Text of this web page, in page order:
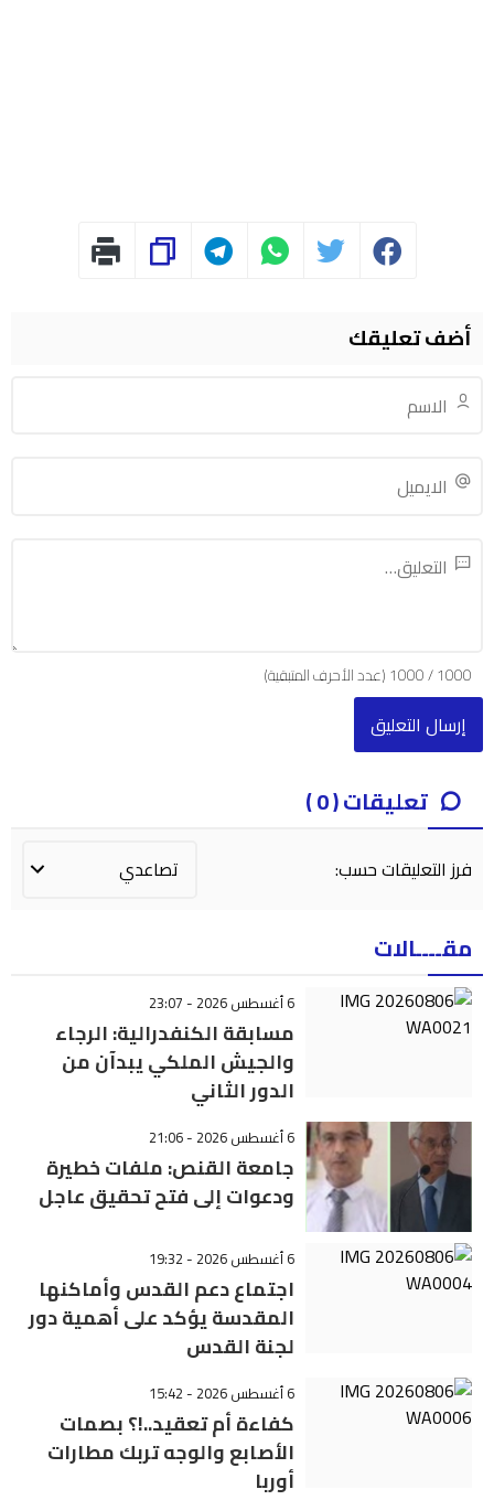
أضف تعليقك
1000
/
1000(عدد الأحرف المتبقية)
تعليقات ( 0 )
فرز التعليقات حسب:
مقــــالات
6 أغسطس 2026 - 23:07
مسابقة الكنفدرالية: الرجاء
والجيش الملكي يبدآن من
الدور الثاني
6 أغسطس 2026 - 21:06
جامعة القنص: ملفات خطيرة
ودعوات إلى فتح تحقيق عاجل
6 أغسطس 2026 - 19:32
اجتماع دعم القدس وأماكنها
المقدسة يؤكد على أهمية دور
لجنة القدس
6 أغسطس 2026 - 15:42
كفاءة أم تعقيد..!؟ بصمات
الأصابع والوجه تربك مطارات
أوربا